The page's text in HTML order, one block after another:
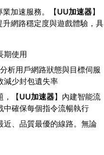
加速服務。【UU加速器】
網路穩定度與遊戲體驗，具
期使用
析用戶網路狀態與目標伺服
減少封包遺失率
，【UU加速器】內建智能流
中確保每個指令流暢執行
近、品質最優的線路。無論